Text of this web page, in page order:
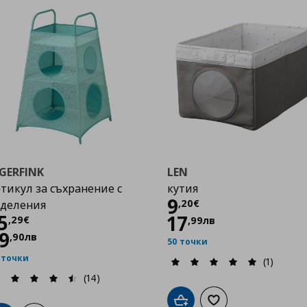
за съхранение с
,29€
,90лв
(14)
LEN
кутия
9,20€
Цена
17,99лв
50 точки
(1)
Добави в кошницата
Добави към